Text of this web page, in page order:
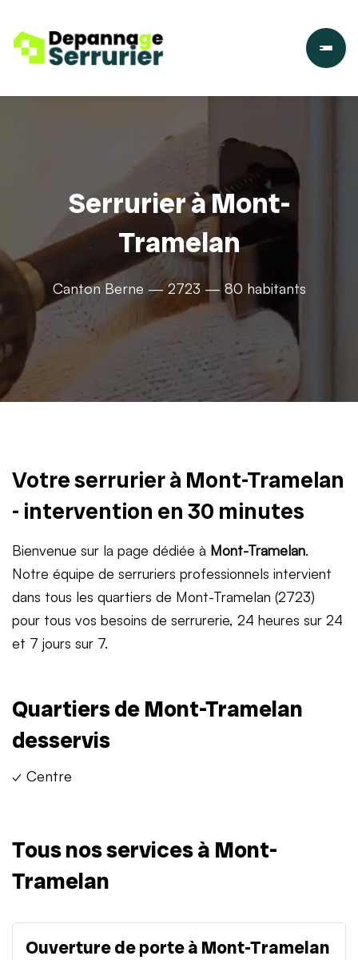
Serrurier à Mont-
Tramelan
Canton Berne — 2723 — 80 habitants
Votre serrurier à Mont-Tramelan
- intervention en 30 minutes
Bienvenue sur la page dédiée à Mont-Tramelan.
Notre équipe de serruriers professionnels intervient
dans tous les quartiers de Mont-Tramelan (2723)
pour tous vos besoins de serrurerie, 24 heures sur 24
et 7 jours sur 7.
Quartiers de Mont-Tramelan
desservis
✓ Centre
Tous nos services à Mont-
Tramelan
Ouverture de porte à Mont-Tramelan